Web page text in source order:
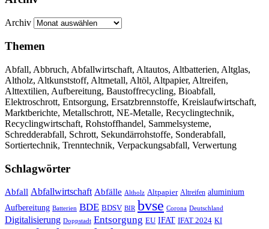
Archiv
Themen
Abfall, Abbruch, Abfallwirtschaft, Altautos, Altbatterien, Altglas,
Altholz, Altkunststoff, Altmetall, Altöl, Altpapier, Altreifen,
Alttextilien, Aufbereitung, Baustoffrecycling, Bioabfall,
Elektroschrott, Entsorgung, Ersatzbrennstoffe, Kreislaufwirtschaft,
Marktberichte, Metallschrott, NE-Metalle, Recyclingtechnik,
Recyclingwirtschaft, Rohstoffhandel, Sammelsysteme,
Schredderabfall, Schrott, Sekundärrohstoffe, Sonderabfall,
Sortiertechnik, Trenntechnik, Verpackungsabfall, Verwertung
Schlagwörter
Abfall Abfallwirtschaft Abfälle Altholz Altpapier Altreifen aluminium
Aufbereitung Batterien BDE BDSV BIR bvse Corona Deutschland
Digitalisierung Doppstadt Entsorgung EU IFAT IFAT 2024 KI